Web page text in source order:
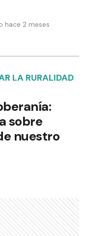
hace 2 meses
LA RURALIDAD
sobre
nuestro